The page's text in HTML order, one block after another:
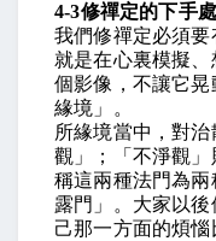
4-3修禪定的下手
我們修禪定必須要
就是在心裏模擬
個影像，不讓它
緣境」。
所緣境當中，對
觀」；「不淨觀
稱這兩種法門為
露門」。大家以
己那一方面的煩